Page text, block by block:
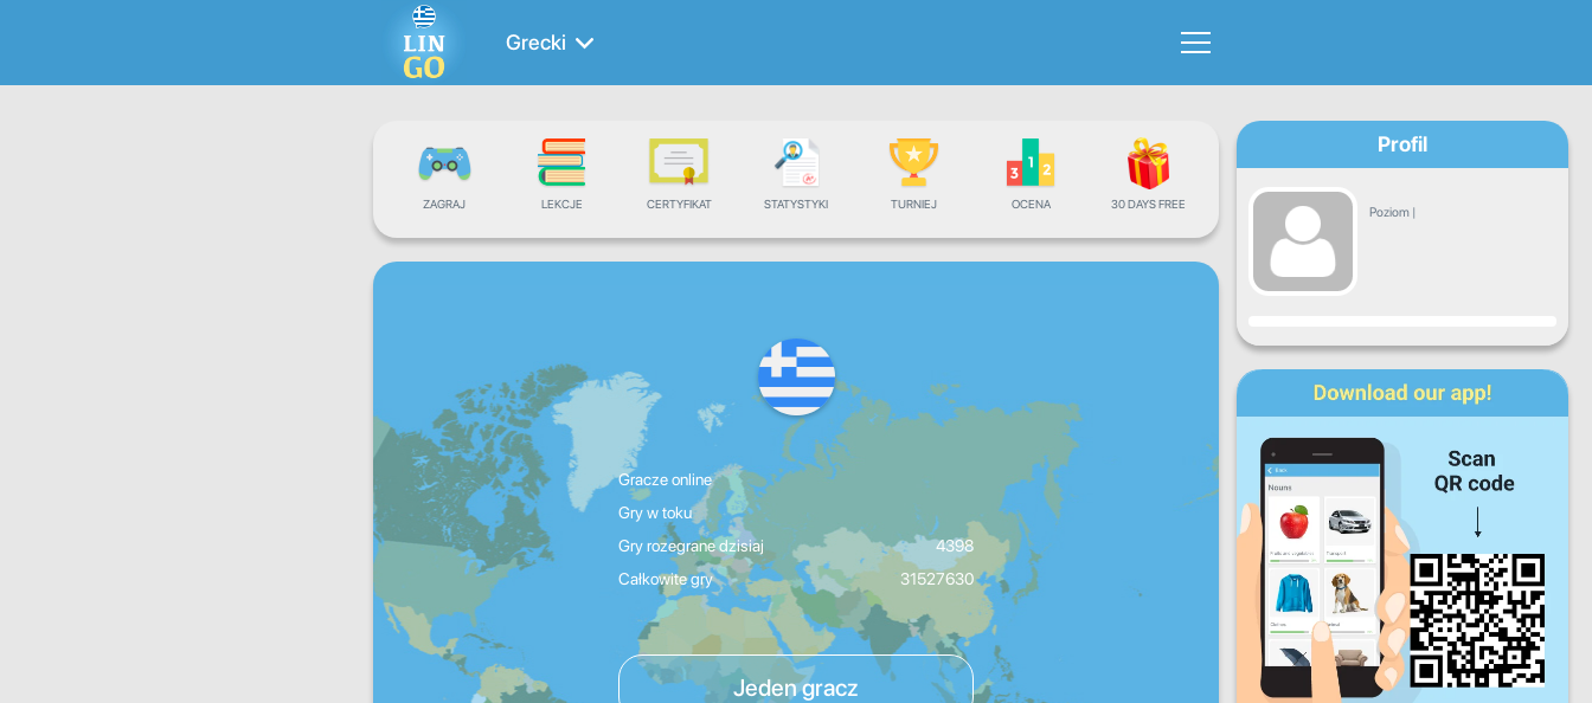
Grecki
ZAGRAJ LEKCJE CERTYFIKAT STATYSTYKI TURNIEJ OCENA 30 DAYS FREE
Gracze online
Gry w toku
Gry rozegrane dzisiaj
4398
Całkowite gry
31527630
Jeden gracz
Profil
Poziom |
Postęp
Pn. Śr. Cz.
Sb. Nd.
Dzienne postępy
Miesięczne postępy